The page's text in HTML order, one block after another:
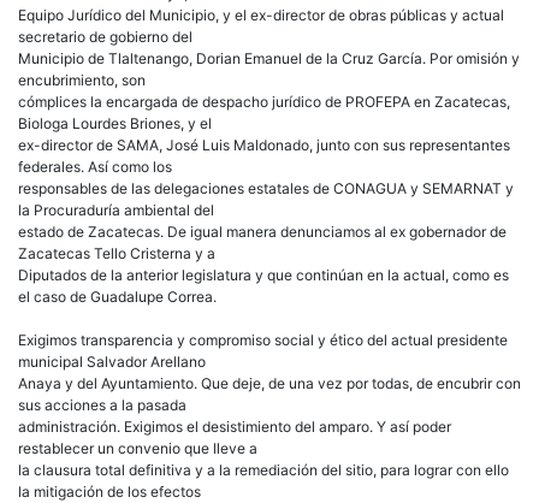
Equipo Jurídico del Municipio, y el ex-director de obras públicas y actual
secretario de gobierno del
Municipio de Tlaltenango, Dorian Emanuel de la Cruz García. Por omisión y
encubrimiento, son
cómplices la encargada de despacho jurídico de PROFEPA en Zacatecas,
Biologa Lourdes Briones, y el
ex-director de SAMA, José Luis Maldonado, junto con sus representantes
federales. Así como los
responsables de las delegaciones estatales de CONAGUA y SEMARNAT y
la Procuraduría ambiental del
estado de Zacatecas. De igual manera denunciamos al ex gobernador de
Zacatecas Tello Cristerna y a
Diputados de la anterior legislatura y que continúan en la actual, como es
el caso de Guadalupe Correa.
Exigimos transparencia y compromiso social y ético del actual presidente
municipal Salvador Arellano
Anaya y del Ayuntamiento. Que deje, de una vez por todas, de encubrir con
sus acciones a la pasada
administración. Exigimos el desistimiento del amparo. Y así poder
restablecer un convenio que lleve a
la clausura total definitiva y a la remediación del sitio, para lograr con ello
la mitigación de los efectos